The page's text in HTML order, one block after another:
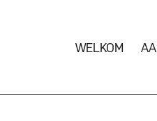
WELKOM